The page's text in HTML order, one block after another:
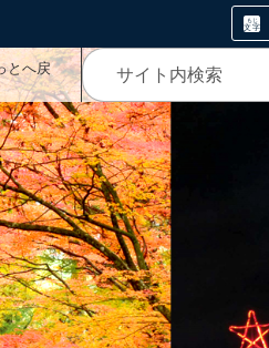
とへ戻